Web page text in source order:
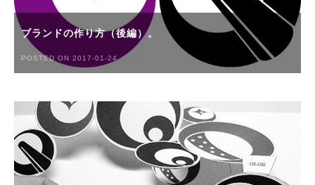
ブランドの作り方（後編）。
POSTED ON 2017-01-24